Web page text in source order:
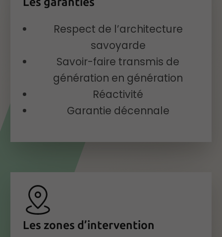
Respect de l’architecture
savoyarde
Savoir-faire transmis de
génération en génération
Réactivité
Garantie décennale
Les zones d’intervention